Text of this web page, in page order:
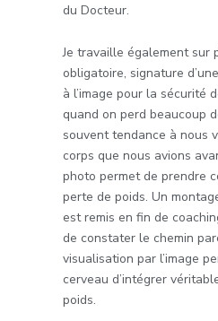
du Docteur.
Je travaille également sur
obligatoire, signature
à l’image pour la sécurité
quand on perd beaucoup
souvent tendance à nous
corps que nous avions
photo permet de prendre
perte de poids. Un
est remis en fin de
de constater le chemin
visualisation par l’image
cerveau d’intégrer
poids.